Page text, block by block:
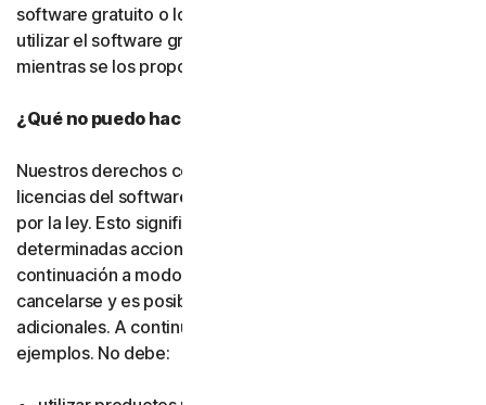
software gratuito o los servicios de cortesía. Puede
utilizar el software gratuito y los servicios de cortesía
mientras se los proporcionemos.
¿Qué no puedo hacer con el software y los servicios?
Nuestros derechos como titulares o emisores de
licencias del software y los servicios están protegidos
por la ley. Esto significa que, si usted realiza
determinadas acciones, como las que se indican a
continuación a modo de ejemplo, su suscripción puede
cancelarse y es posible que debamos adoptar medidas
adicionales. A continuación, se incluyen algunos
ejemplos. No debe: